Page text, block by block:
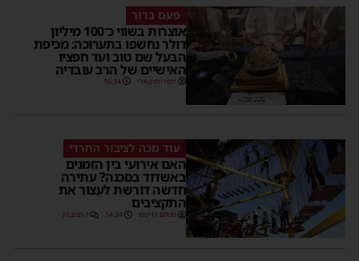
פעם בדור
אוצרות בשווי כ־100 מיליון
דולר נחשפו בתערוכה: מכיפת
הבעל שם טוב ועד חפציו
האישיים של הרב עובדיה
יוסי יחזקאלי 16:34
עוד מכה לציבור החרדי
האם אירועי בין הזמנים
באשדוד בסכנה? עתירה
חדשה דורשת לעצור את
התקציבים
מנחם דויטש 14:24 1 תגובות